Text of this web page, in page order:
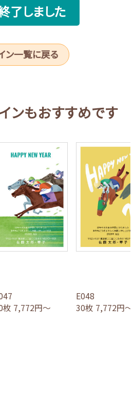
了しました
ン一覧に戻る
ンもおすすめです
枚 7,772円～
E048
30枚 7,772円～